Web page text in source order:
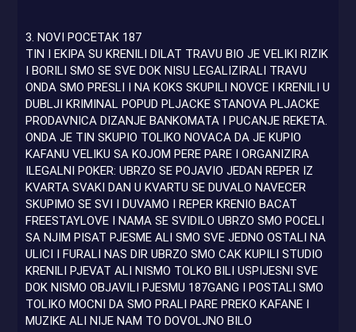
3. NOVI POCETAK 187
TIN I EKIPA SU KRENILI DILAT TRAVU BIO JE VELIKI RIZIK
I BORILI SMO SE SVE DOK NISU LEGALIZIRALI TRAVU
ONDA SMO PRESLI I NA KOKS SKUPILI NOVCE I KRENILI U
DUBLJI KRIMINAL POPUD PLJACKE STANOVA PLJACKE
PRODAVNICA DIZANJE BANKOMATA I PUCANJE REKETA.
ONDA JE TIN SKUPIO TOLIKO NOVACA DA JE KUPIO
KAFANU VELIKU SA KOJOM PERE PARE I ORGANIZIRA
ILEGALNI POKER: UBRZO SE POJAVIO JEDAN REPER IZ
KVARTA SVAKI DAN U KVARTU SE DUVALO NAVECER
SKUPIMO SE SVI I DUVAMO I REPER KRENIO BACAT
FREESTAYLOVE I NAMA SE SVIDILO UBRZO SMO POCELI
SA NJIM PISAT PJESME ALI SMO SVE JEDNO OSTALI NA
ULICI I FURALI NAS DIR UBRZO SMO CAK KUPILI STUDIO
KRENILI PJEVAT ALI NISMO TOLKO BILI USPIJESNI SVE
DOK NISMO OBJAVILI PJESMU 187GANG I POSTALI SMO
TOLIKO MOCNI DA SMO PRALI PARE PREKO KAFANE I
MUZIKE ALI NIJE NAM TO DOVOLJNO BILO